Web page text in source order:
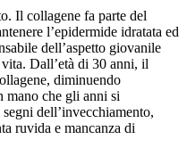
Il collagene fa parte del
l’epidermide idratata ed
dell’aspetto giovanile
Dall’età di 30 anni, il
diminuendo
mano che gli anni si
dell’invecchiamento,
ruvida e mancanza di